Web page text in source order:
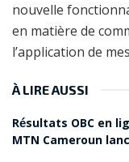
nouvelle
en matière de
l’application de
À LIRE AUSSI
Résultats OBC en
MTN Cameroun